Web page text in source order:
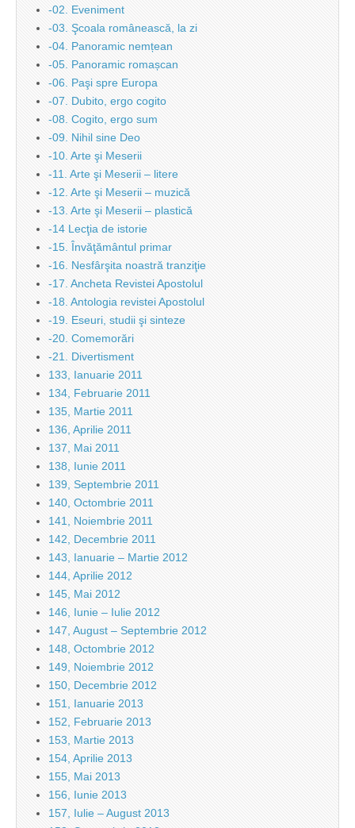
-02. Eveniment
-03. Şcoala românească, la zi
-04. Panoramic nemțean
-05. Panoramic romașcan
-06. Paşi spre Europa
-07. Dubito, ergo cogito
-08. Cogito, ergo sum
-09. Nihil sine Deo
-10. Arte şi Meserii
-11. Arte şi Meserii – litere
-12. Arte şi Meserii – muzică
-13. Arte şi Meserii – plastică
-14 Lecţia de istorie
-15. Învăţământul primar
-16. Nesfârşita noastră tranziţie
-17. Ancheta Revistei Apostolul
-18. Antologia revistei Apostolul
-19. Eseuri, studii şi sinteze
-20. Comemorări
-21. Divertisment
133, Ianuarie 2011
134, Februarie 2011
135, Martie 2011
136, Aprilie 2011
137, Mai 2011
138, Iunie 2011
139, Septembrie 2011
140, Octombrie 2011
141, Noiembrie 2011
142, Decembrie 2011
143, Ianuarie – Martie 2012
144, Aprilie 2012
145, Mai 2012
146, Iunie – Iulie 2012
147, August – Septembrie 2012
148, Octombrie 2012
149, Noiembrie 2012
150, Decembrie 2012
151, Ianuarie 2013
152, Februarie 2013
153, Martie 2013
154, Aprilie 2013
155, Mai 2013
156, Iunie 2013
157, Iulie – August 2013